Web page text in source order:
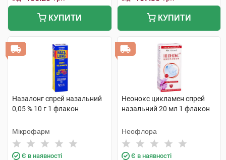
КУПИТИ КУПИТИ
Назалонг спрей назальний
0,05 % 10 г 1 флакон
Мікрофарм
Є в наявності
Неонокс цикламен спрей
назальний 20 мл 1 флакон
Неофлора
Є в наявності